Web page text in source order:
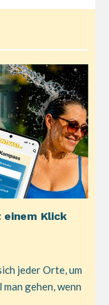
einem Klick
jeder Orte, um
gehen, wenn